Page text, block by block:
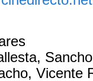
Vicente